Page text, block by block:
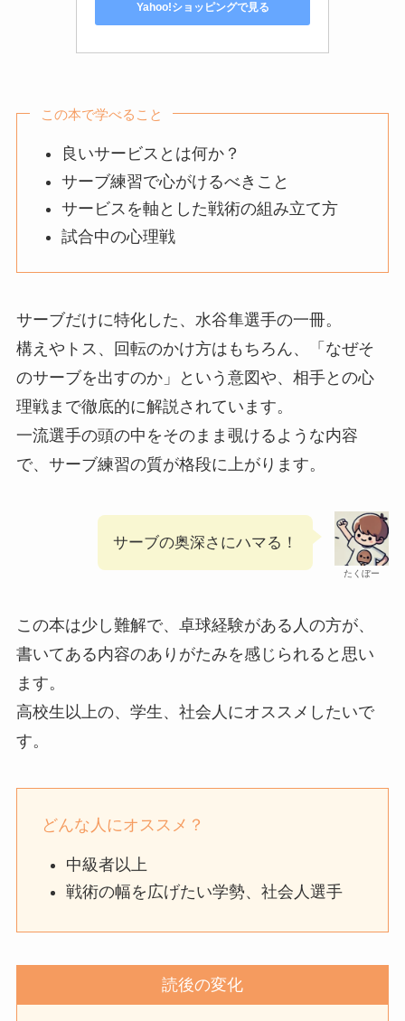
Yahoo!ショッピングで見る
この本で学べること
良いサービスとは何か？
サーブ練習で心がけるべきこと
サービスを軸とした戦術の組み立て方
試合中の心理戦
サーブだけに特化した、水谷隼選手の一冊。
構えやトス、回転のかけ方はもちろん、「なぜそ
のサーブを出すのか」という意図や、相手との心
理戦まで徹底的に解説されています。
一流選手の頭の中をそのまま覗けるような内容
で、サーブ練習の質が格段に上がります。
たくぼー
サーブの奥深さにハマる！
この本は少し難解で、卓球経験がある人の方が、
書いてある内容のありがたみを感じられると思い
ます。
高校生以上の、学生、社会人にオススメしたいで
す。
どんな人にオススメ？
中級者以上
戦術の幅を広げたい学勢、社会人選手
読後の変化